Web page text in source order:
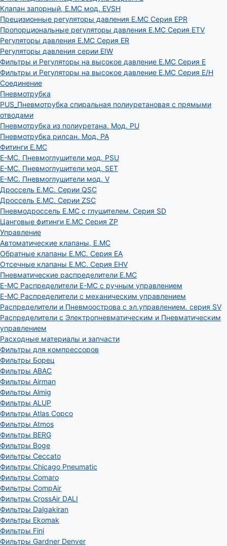
Клапан запорный, E.MC мод. EVSH
Прецизионные регуляторы давления E.MC Серия EPR
Пропорциональные регуляторы давления E.MC Серия ETV
Регуляторы давления E.MC Серия ER
Регуляторы давления серии EIW
Фильтры и Регуляторы на высокое давление E.MC Серия E
Фильтры и Регуляторы на высокое давление E.MC Серия E/H
Соединение
Пневмотрубка
PUS_Пневмотрубка спиральная полиуретановая с прямыми
отводами
Пневмотрубка из полиуретана. Мод. РU
Пневмотрубка рилсан. Мод. PA
Фитинги E.MC
E-MC. Пневмоглушители мод. PSU
E-MC. Пневмоглушители мод. SET
E-MC. Пневмоглушители мод. V
Дроссель E.MC. Серии QSC
Дроссель E.MC. Серии ZSC
Пневмодроссель E.MC с глушителем. Серия SD
Цанговые фитинги E.MC Серия ZP
Управление
Автоматические клапаны, Е.МС
Обратные клапаны E.MC. Серия EA
Отсечные клапаны E.MC. Серия EHV
Пневматические распределители E.MC
E-MC Распределители E-MC с ручным управлением
E-MC Распределители с механическим управлением
Распределители и Пневмоострова с эл.управлением. серия SV
Распределители с Электропневматическим и Пневматическим
управлением
Расходные материалы и запчасти
Фильтры для компрессоров
Фильтры Борец
Фильтры ABAC
Фильтры Airman
Фильтры Almig
Фильтры ALUP
Фильтры Atlas Copco
Фильтры Atmos
Фильтры BERG
Фильтры Boge
Фильтры Ceccato
Фильтры Chicago Pneumatic
Фильтры Comaro
Фильтры CompAir
Фильтры CrossAir DALI
Фильтры Dalgakiran
Фильтры Ekomak
Фильтры Fini
Фильтры Gardner Denver